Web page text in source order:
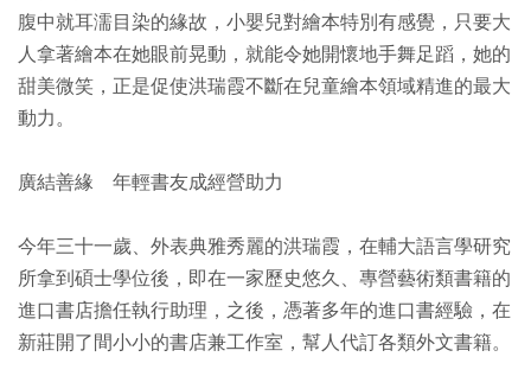
腹中就耳濡目染的緣故，小嬰兒對繪本特別有感覺，只要大
人拿著繪本在她眼前晃動，就能令她開懷地手舞足蹈，她的
甜美微笑，正是促使洪瑞霞不斷在兒童繪本領域精進的最大
動力。
廣結善緣 年輕書友成經營助力
今年三十一歲、外表典雅秀麗的洪瑞霞，在輔大語言學研究
所拿到碩士學位後，即在一家歷史悠久、專營藝術類書籍的
進口書店擔任執行助理，之後，憑著多年的進口書經驗，在
新莊開了間小小的書店兼工作室，幫人代訂各類外文書籍。